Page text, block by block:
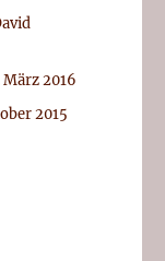
2016
2015